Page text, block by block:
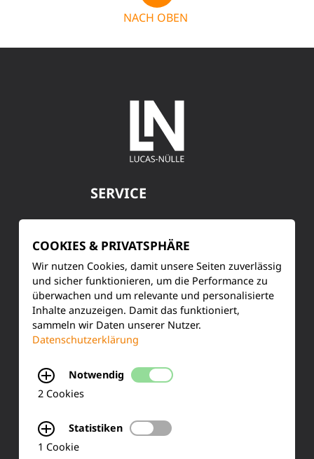
NACH OBEN
SERVICE
Training & Schulung
Ihre Meinung
COOKIES & PRIVATSPHÄRE
Wir nutzen Cookies, damit unsere Seiten zuverlässig
und sicher funktionieren, um die Performance zu
überwachen und um relevante und personalisierte
Inhalte anzuzeigen. Damit das funktioniert,
sammeln wir Daten unserer Nutzer.
Datenschutzerklärung
Notwendig
2 Cookies
Statistiken
1 Cookie